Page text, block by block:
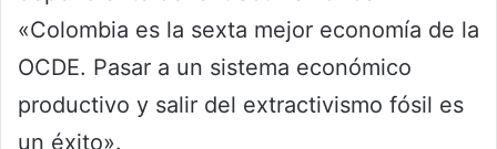
«Colombia es la sexta mejor economía de la
OCDE. Pasar a un sistema económico
productivo y salir del extractivismo fósil es
un éxito».